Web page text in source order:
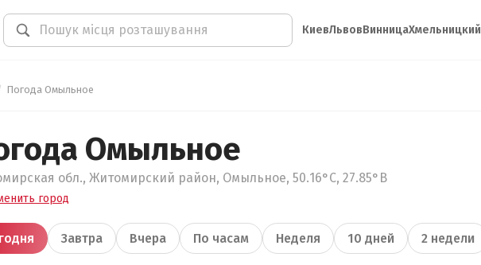
КиевЛьвовВинницаХмельницкий
Погода Омыльное
Омыльное
обл., Житомирский район, Омыльное, 50.16°С, 27.85°В
город
Завтра Вчера По часам Неделя 10 дней 2 недели